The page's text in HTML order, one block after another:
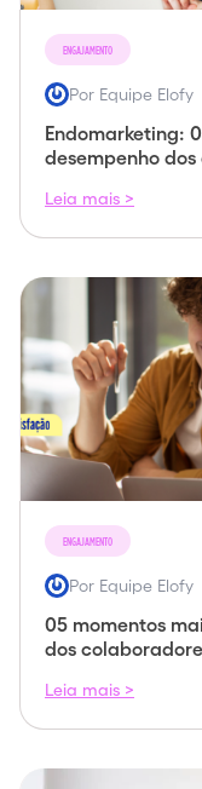
ENGAJAMENTO
Por Equipe Elofy
Endomarketing:
desempenho
Leia mais >
ENGAJAMENTO
Por Equipe Elofy
05 momentos
dos
Leia mais >